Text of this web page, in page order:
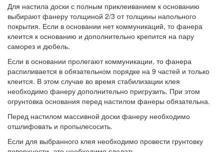
Для настила доски с полным приклеиванием к основанию
выбирают фанеру толщиной 2/3 от толщины напольного
покрытия. Если в основании нет коммуникаций, то фанера
клеится к основанию и дополнительно крепится на пару
саморез и дюбель.
Если в основании пролегают коммуникации, то фанера
распиливается в обязательном порядке на 9 частей и только
клеится. В этом случае во время стабилизации клея
необходимо фанеру дополнительно пригрузить. При этом
огрунтовка основания перед настилом фанеры обязательна.
Перед настилом массивной доски фанеру необходимо
отшлифовать и пропылесосить.
Если для выбранного клея необходимо провести грунтовку